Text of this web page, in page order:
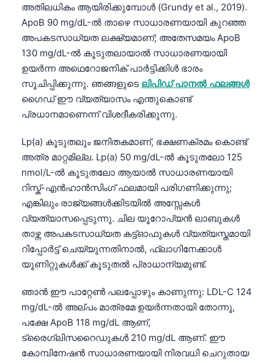
അതിലധികം ആയിരിക്കുമ്പോൾ (Grundy et al., 2019).
ApoB 90 mg/dL-ൽ താഴെ സാധാരണയായി കുറഞ്ഞ
അപകടസാധ്യത ലക്ഷ്യമാണ്; അതേസമയം ApoB
130 mg/dL-ൽ കൂടുതലായാൽ സാധാരണയായി
ഉയർന്ന അഥെറോജനിക് പാർട്ടിക്കിൾ ഭാരം
സൂചിപ്പിക്കുന്നു. ഞങ്ങളുടെ ലിപിഡ് പാനൽ ഫലങ്ങൾ
ഗൈഡ് ഈ വ്യത്യാസം എന്തുകൊണ്ട്
പ്രധാനമാണെന്ന് വിശദീകരിക്കുന്നു.
Lp(a) കൂടുതലും ജനിതകമാണ്, ഭക്ഷണക്രമം കൊണ്ട്
അത്ര മാറ്റമില്ല. Lp(a) 50 mg/dL-ൽ കൂടുതലോ 125
nmol/L-ൽ കൂടുതലോ ആയാൽ സാധാരണയായി
റിസ്ക്-എൻഹാൻസിംഗ് ഫലമായി പരിഗണിക്കുന്നു;
എങ്കിലും രാജ്യങ്ങൾക്കിടയിൽ അസ്സേകൾ
വ്യത്യാസപ്പെടുന്നു. ചില യൂറോപ്യൻ ലാബുകൾ
താഴ്ന്ന അപകടസാധ്യത കട്ട്‌ഓഫുകൾ വ്യത്യസ്തമായി
റിപ്പോർട്ട് ചെയ്യുന്നതിനാൽ, ഫ്ലാഗിനേക്കാൾ
യൂണിറ്റുകൾക്ക് കൂടുതൽ പ്രാധാന്യമുണ്ട്.
ഞാൻ ഈ പാറ്റേൺ പലപ്പോഴും കാണുന്നു: LDL-C 124
mg/dL-ൽ അല്പം മാത്രമേ ഉയർന്നതായി തോന്നൂ,
പക്ഷേ ApoB 118 mg/dL ആണ്,
ട്രൈഗ്ലിസറൈഡുകൾ 210 mg/dL ആണ്. ഈ
കോമ്പിനേഷൻ സാധാരണയായി നിരവധി ചെറുതായ